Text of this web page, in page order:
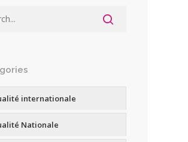
internationale
Nationale